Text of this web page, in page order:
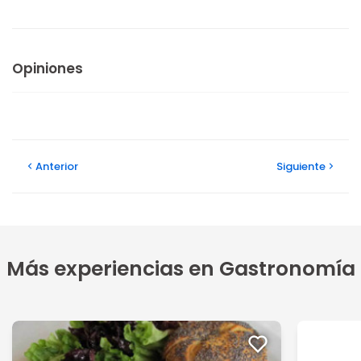
Opiniones
Anterior Siguiente
Más experiencias en Gastronomía